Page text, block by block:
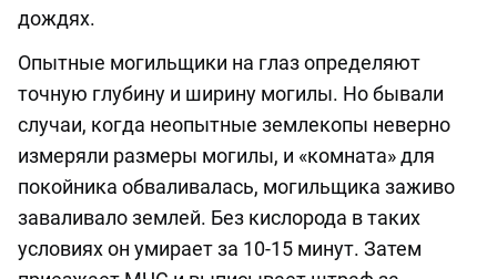
дождях.
Опытные могильщики на глаз определяют
точную глубину и ширину могилы. Но бывали
случаи, когда неопытные землекопы неверно
измеряли размеры могилы, и «комната» для
покойника обваливалась, могильщика заживо
заваливало землей. Без кислорода в таких
условиях он умирает за 10-15 минут. Затем